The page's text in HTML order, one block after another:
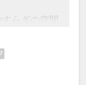
すらぎの空間
ください。